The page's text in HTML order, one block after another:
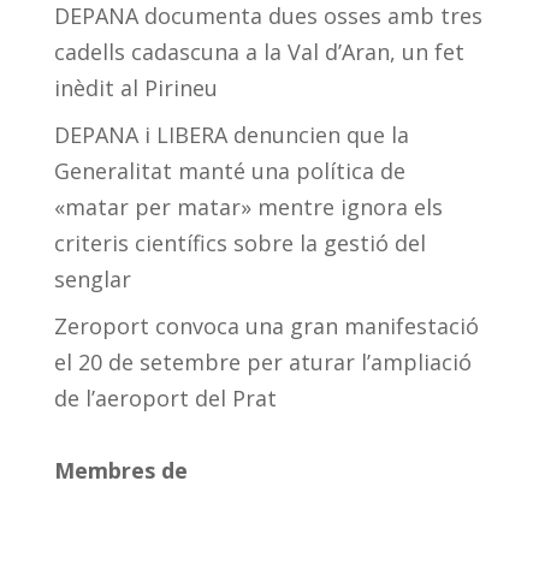
DEPANA documenta dues osses amb tres
cadells cadascuna a la Val d’Aran, un fet
inèdit al Pirineu
DEPANA i LIBERA denuncien que la
Generalitat manté una política de
«matar per matar» mentre ignora els
criteris científics sobre la gestió del
senglar
Zeroport convoca una gran manifestació
el 20 de setembre per aturar l’ampliació
de l’aeroport del Prat
Membres de